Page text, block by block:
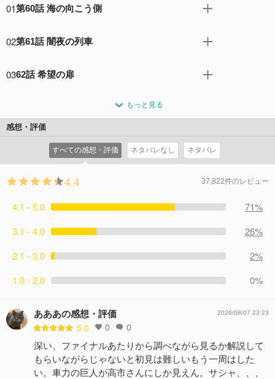
01第60話 海の向こう側
時が過ぎただろうか・・・・・・。エレン・イェーガーが
知れない戦争が続いていた。彼らは何者で、何のために戦
02第61話 闇夜の列車
で終結した。だが、あわやマーレの巨人2体が失われる事
ことを示していた。対巨人兵器の開発を進める諸外国への
後れを挽回すべく、ジーク・イェーガーはあることを軍の
上層部に進言する。
コメント57件拍手101回
0362話 希望の扉
彼は戦士をめざした幼き日々を思い返していた。エルディ
ア人を母に持つライナーの夢は、母と共に名誉マーレ人の
と。巨人の力を継承して世界を救う英雄になれば、その願
いが叶うと信じて・・・・・・。
コメント51件 拍手107回
もっと見る
感想・評価
すべての感想・評価 ネタバレなし ネタバレ
4.4 37,822件のレビュー
4.1 - 5.0
71%
3.1 - 4.0
26%
2.1 - 3.0
2%
1.0 - 2.0
0%
あああの感想・評価
5.0 0 0
2026/08/07 23:23
深い、ファイナルあたりから調べながら見るか解説して
もらいながらじゃないと初見は難しいもう一周はした
い。車力の巨人が高市さんにしか見えん。サシャ、、、